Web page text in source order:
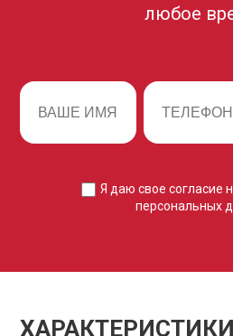
любое
Я даю свое согласие
персональных
ХАРАКТЕРИСТИКИ